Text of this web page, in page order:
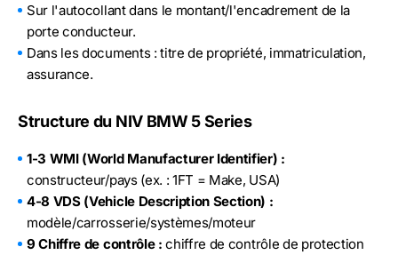
Sur l'autocollant dans le montant/l'encadrement de la
porte conducteur.
Dans les documents : titre de propriété, immatriculation,
assurance.
Structure du NIV BMW 5 Series
1-3 WMI (World Manufacturer Identifier) :
constructeur/pays (ex. : 1FT = Make, USA)
4-8 VDS (Vehicle Description Section) :
modèle/carrosserie/systèmes/moteur
9 Chiffre de contrôle : chiffre de contrôle de protection